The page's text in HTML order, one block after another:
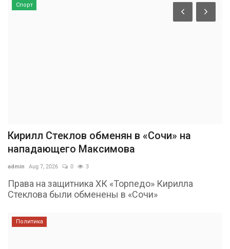
Спорт
Кирилл Стеклов обменян в «Сочи» на
нападающего Максимова
admin Aug 7, 2026 0 3
Права на защитника ХК «Торпедо» Кирилла
Стеклова были обменены в «Сочи»
Политика